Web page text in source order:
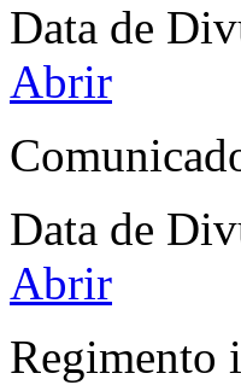
Data de
Abrir
Data de
Abrir
Regimento